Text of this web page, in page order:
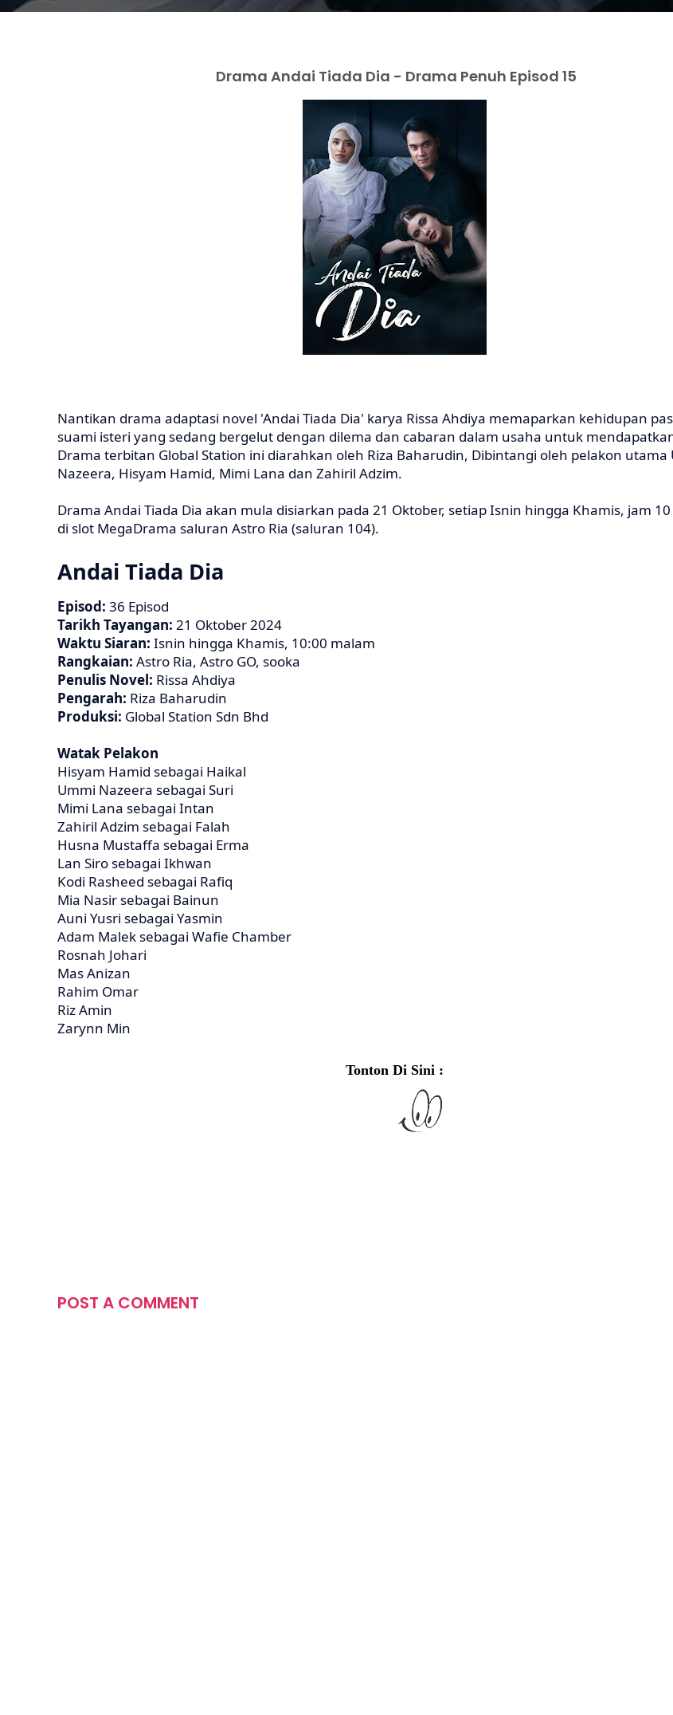
Drama Andai Tiada Dia - Drama Penuh Episod 15
Nantikan drama adaptasi novel 'Andai Tiada Dia' karya Rissa Ahdiya memaparkan kehidupan
suami isteri yang sedang bergelut dengan dilema dan cabaran dalam usaha untuk
Drama terbitan Global Station ini diarahkan oleh Riza Baharudin, Dibintangi oleh pelakon utama
Nazeera, Hisyam Hamid, Mimi Lana dan Zahiril Adzim.
Drama Andai Tiada Dia akan mula disiarkan pada 21 Oktober, setiap Isnin hingga Khamis, jam
di slot MegaDrama saluran Astro Ria (saluran 104).
Andai Tiada Dia
Episod: 36 Episod
Tarikh Tayangan: 21 Oktober 2024
Waktu Siaran: Isnin hingga Khamis, 10:00 malam
Rangkaian: Astro Ria, Astro GO, sooka
Penulis Novel: Rissa Ahdiya
Pengarah: Riza Baharudin
Produksi: Global Station Sdn Bhd
Watak Pelakon
Hisyam Hamid sebagai Haikal
Ummi Nazeera sebagai Suri
Mimi Lana sebagai Intan
Zahiril Adzim sebagai Falah
Husna Mustaffa sebagai Erma
Lan Siro sebagai Ikhwan
Kodi Rasheed sebagai Rafiq
Mia Nasir sebagai Bainun
Auni Yusri sebagai Yasmin
Adam Malek sebagai Wafie Chamber
Rosnah Johari
Mas Anizan
Rahim Omar
Riz Amin
Zarynn Min
Tonton Di Sini :
POST A COMMENT